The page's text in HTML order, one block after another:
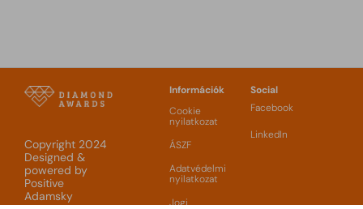
Copyright 2024
Designed &
powered by
Positive
Adamsky
Információk
Cookie
nyilatkozat
ÁSZF
Adatvédelmi
nyilatkozat
Jogi
Social
Facebook
LinkedIn